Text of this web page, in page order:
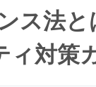
ス法
ィ対策